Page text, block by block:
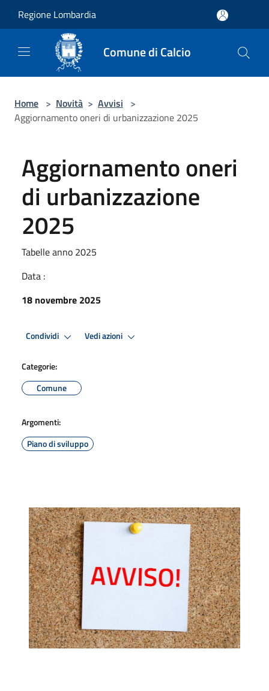
Regione Lombardia
Comune di Calcio
Home > Novità > Avvisi >
Aggiornamento oneri di urbanizzazione 2025
Aggiornamento oneri
di urbanizzazione
2025
Tabelle anno 2025
Data :
18 novembre 2025
Condividi Vedi azioni
Categorie:
Comune
Argomenti:
Piano di sviluppo